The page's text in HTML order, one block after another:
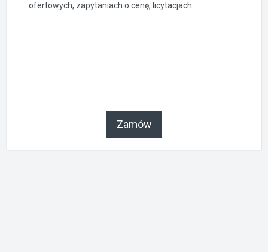
ofertowych, zapytaniach o cenę, licytacjach...
Zamów